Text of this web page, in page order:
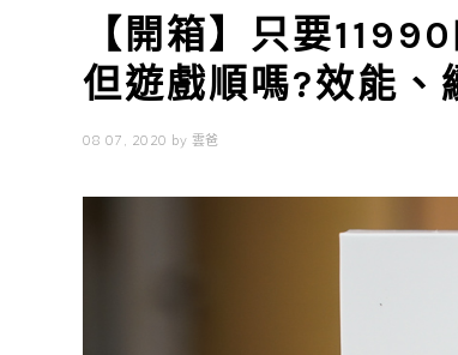
【開箱】只要
但遊戲順嗎?效能、
08 07, 2020 by 雲爸